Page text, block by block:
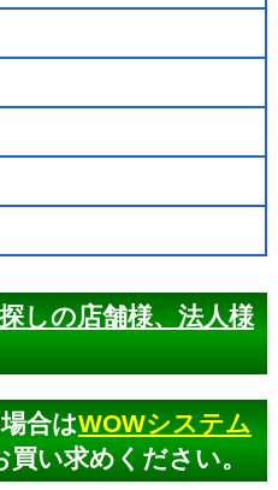
しの店舗様、法人様
合はWOWシステム
買い求めください。